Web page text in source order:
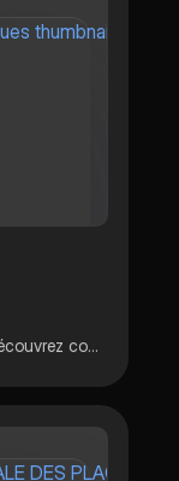
La Terre n'est pas un bloc immobile ! Découvrez comment sa surface est divisée en gigantesques plaques qui se déplacent en permanence. Ces mouvements sont à l'origine de tremblements de terre, de volcans et de la formation des montagnes.